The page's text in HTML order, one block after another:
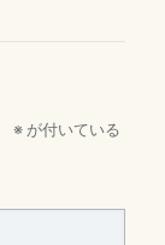
※ が付いている